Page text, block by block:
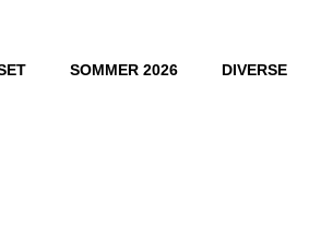
SOMMER 2026 DIVERSE